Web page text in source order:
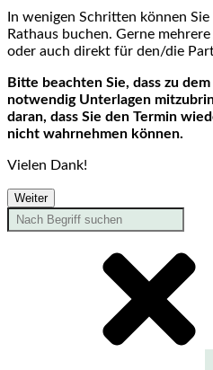
In wenigen Schritten können
Rathaus buchen. Gerne
oder auch direkt für den/die
Bitte beachten Sie, dass zu
notwendig Unterlagen
daran, dass Sie den Termin
nicht wahrnehmen können.
Vielen Dank!
Weiter